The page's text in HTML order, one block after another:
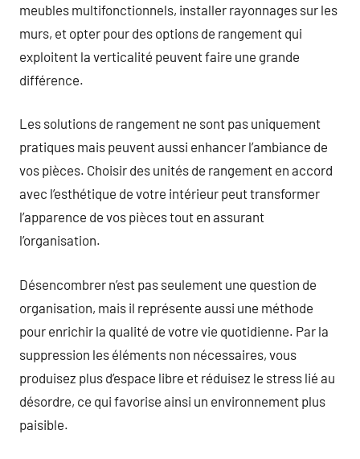
meubles multifonctionnels, installer rayonnages sur les
murs, et opter pour des options de rangement qui
exploitent la verticalité peuvent faire une grande
différence.
Les solutions de rangement ne sont pas uniquement
pratiques mais peuvent aussi enhancer l’ambiance de
vos pièces. Choisir des unités de rangement en accord
avec l’esthétique de votre intérieur peut transformer
l’apparence de vos pièces tout en assurant
l’organisation.
Désencombrer n’est pas seulement une question de
organisation, mais il représente aussi une méthode
pour enrichir la qualité de votre vie quotidienne. Par la
suppression les éléments non nécessaires, vous
produisez plus d’espace libre et réduisez le stress lié au
désordre, ce qui favorise ainsi un environnement plus
paisible.